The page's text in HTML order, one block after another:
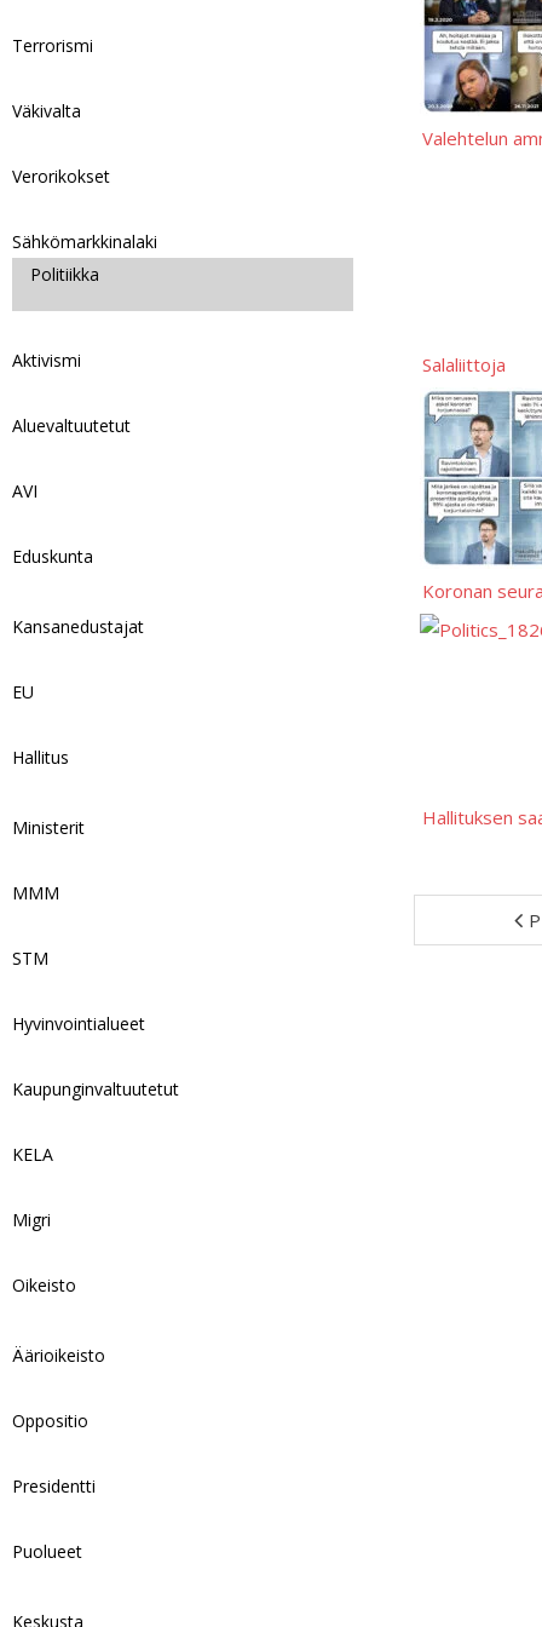
pL
Valehtelun
Salaliittoja
Koronan
Hallituksen
Terrorismi
Väkivalta
Verorikokset
Sähkömarkkinalaki
Politiikka
Aktivismi
Aluevaltuutetut
AVI
Eduskunta
Kansanedustajat
EU
Hallitus
Ministerit
MMM
STM
Hyvinvointialueet
Kaupunginvaltuutetut
KELA
Migri
Oikeisto
Äärioikeisto
Oppositio
Presidentti
Puolueet
Keskusta